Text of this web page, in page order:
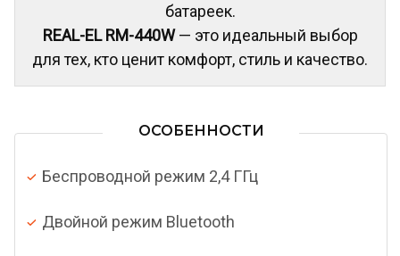
батареек.
REAL-EL RM-440W— это идеальный выбор
для тех, кто ценит комфорт, стиль и качество.
ОСОБЕННОСТИ
Беспроводной режим 2,4 ГГц
Двойной режим Bluetooth